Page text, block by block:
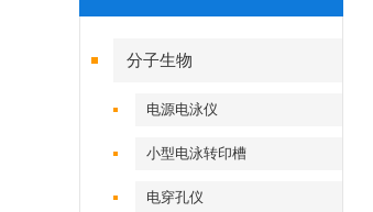
分子生物
电源电泳仪
小型电泳转印槽
电穿孔仪